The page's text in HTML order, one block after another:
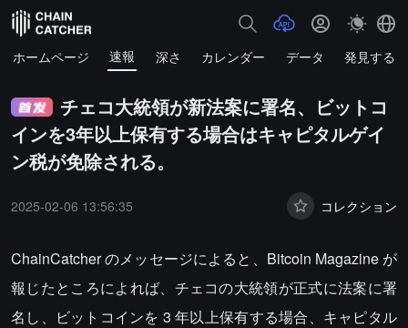
ホームページ 速報 深さ カレンダー データ 発見する
チェコ大統領が新法案に署名、ビットコ
インを3年以上保有する場合はキャピタルゲイ
ン税が免除される。
2025-02-06 13:56:35 コレクション
ChainCatcher のメッセージによると、Bitcoin Magazine が
報じたところによれば、チェコの大統領が正式に法案に署
名し、ビットコインを 3 年以上保有する場合、キャピタル